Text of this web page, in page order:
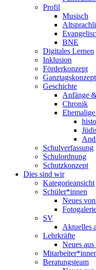
Profil
Musisch
BNE
Digitales Lernen
Inklusion
Förderkonzept
Ganztagskonzept
Geschichte
Anfänge
Chronik
Schulverfassung
Schulordnung
Schutzkonzept
Dies sind wir
Kategorieansicht
Schüler*innen
Neues
SV
Aktuelles
Lehrkräfte
Neues
Beratungsteam